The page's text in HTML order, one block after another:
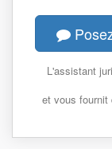
L'assistant
et vous fournit